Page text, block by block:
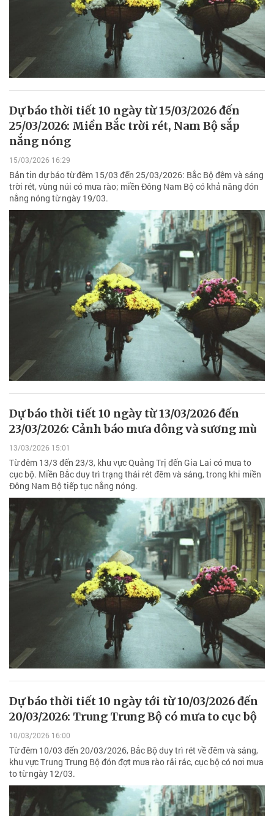
Dự báo thời tiết 10 ngày từ 15/03/2026 đến
25/03/2026: Miền Bắc trời rét, Nam Bộ sắp
nắng nóng
15/03/2026 16:29
Bản tin dự báo từ đêm 15/03 đến 25/03/2026: Bắc Bộ đêm và sáng
trời rét, vùng núi có mưa rào; miền Đông Nam Bộ có khả năng đón
nắng nóng từ ngày 19/03.
Dự báo thời tiết 10 ngày từ 13/03/2026 đến
23/03/2026: Cảnh báo mưa dông và sương mù
13/03/2026 15:01
Từ đêm 13/3 đến 23/3, khu vực Quảng Trị đến Gia Lai có mưa to
cục bộ. Miền Bắc duy trì trạng thái rét đêm và sáng, trong khi miền
Đông Nam Bộ tiếp tục nắng nóng.
Dự báo thời tiết 10 ngày tới từ 10/03/2026 đến
20/03/2026: Trung Trung Bộ có mưa to cục bộ
10/03/2026 16:00
Từ đêm 10/03 đến 20/03/2026, Bắc Bộ duy trì rét về đêm và sáng,
khu vực Trung Trung Bộ đón đợt mưa rào rải rác, cục bộ có nơi mưa
to từ ngày 12/03.